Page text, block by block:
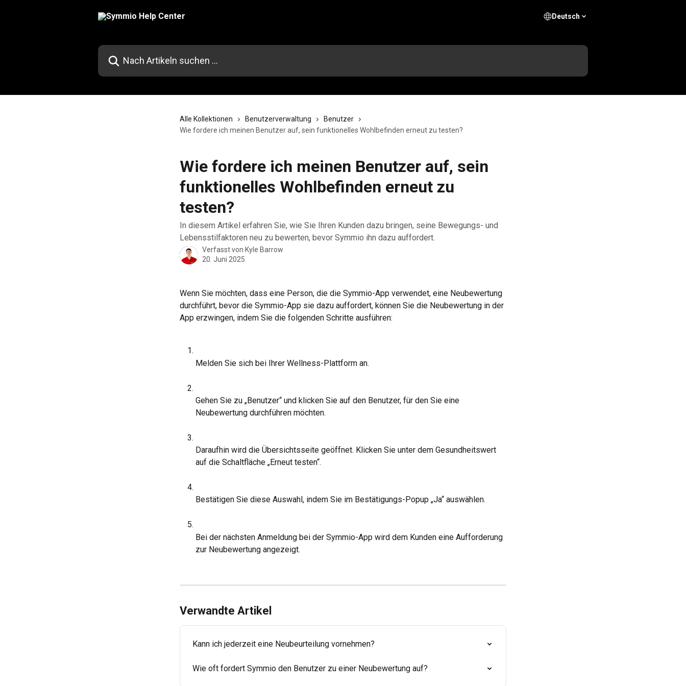
Deutsch
Nach Artikeln suchen …
Alle Kollektionen Benutzerverwaltung
Benutzer
Wie fordere ich meinen Benutzer auf, sein funktionelles Wohlbefinden erneut zu testen?
Wie fordere ich meinen Benutzer auf, sein
funktionelles Wohlbefinden erneut zu
testen?
In diesem Artikel erfahren Sie, wie Sie Ihren Kunden dazu bringen, seine Bewegungs- und
Lebensstilfaktoren neu zu bewerten, bevor Symmio ihn dazu auffordert.
Verfasst von Kyle Barrow
20. Juni 2025
Wenn Sie möchten, dass eine Person, die die Symmio-App verwendet, eine Neubewertung
durchführt, bevor die Symmio-App sie dazu auffordert, können Sie die Neubewertung in der
App erzwingen, indem Sie die folgenden Schritte ausführen:
Melden Sie sich bei Ihrer Wellness-Plattform an.
Gehen Sie zu „Benutzer“ und klicken Sie auf den Benutzer, für den Sie eine
Neubewertung durchführen möchten.
Daraufhin wird die Übersichtsseite geöffnet. Klicken Sie unter dem Gesundheitswert
auf die Schaltfläche „Erneut testen“.
Bestätigen Sie diese Auswahl, indem Sie im Bestätigungs-Popup „Ja“ auswählen.
Bei der nächsten Anmeldung bei der Symmio-App wird dem Kunden eine Aufforderung
zur Neubewertung angezeigt.
Verwandte Artikel
Kann ich jederzeit eine Neubeurteilung vornehmen?
Wie oft fordert Symmio den Benutzer zu einer Neubewertung auf?